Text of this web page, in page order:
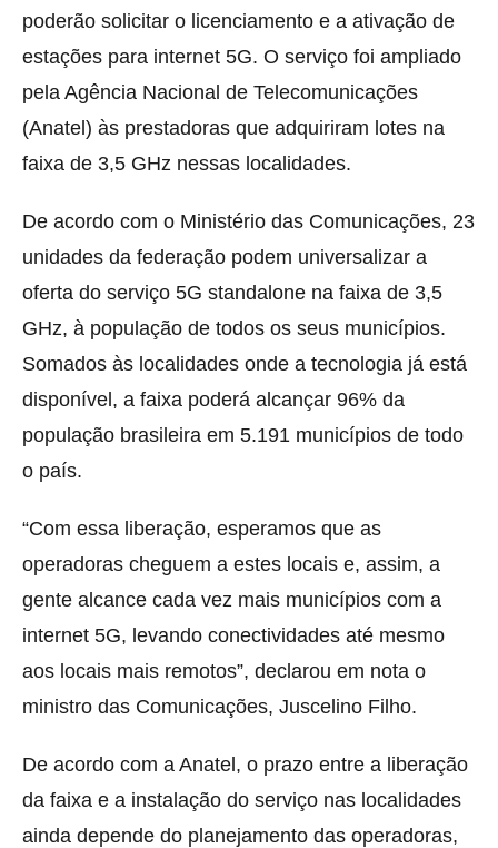
poderão solicitar o licenciamento e a ativação de
estações para internet 5G. O serviço foi ampliado
pela Agência Nacional de Telecomunicações
(Anatel) às prestadoras que adquiriram lotes na
faixa de 3,5 GHz nessas localidades.
De acordo com o Ministério das Comunicações, 23
unidades da federação podem universalizar a
oferta do serviço 5G standalone na faixa de 3,5
GHz, à população de todos os seus municípios.
Somados às localidades onde a tecnologia já está
disponível, a faixa poderá alcançar 96% da
população brasileira em 5.191 municípios de todo
o país.
“Com essa liberação, esperamos que as
operadoras cheguem a estes locais e, assim, a
gente alcance cada vez mais municípios com a
internet 5G, levando conectividades até mesmo
aos locais mais remotos”, declarou em nota o
ministro das Comunicações, Juscelino Filho.
De acordo com a Anatel, o prazo entre a liberação
da faixa e a instalação do serviço nas localidades
ainda depende do planejamento das operadoras,